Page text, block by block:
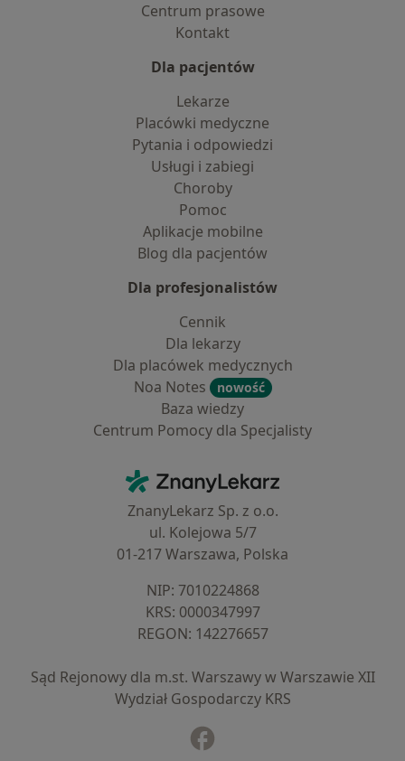
Centrum prasowe
Kontakt
Dla pacjentów
Lekarze
Placówki medyczne
Pytania i odpowiedzi
Usługi i zabiegi
Choroby
Pomoc
Aplikacje mobilne
Blog dla pacjentów
Dla profesjonalistów
Cennik
Dla lekarzy
Dla placówek medycznych
Noa Notes
nowość
Baza wiedzy
Centrum Pomocy dla Specjalisty
ZnanyLekarz - Strona główna
ZnanyLekarz Sp. z o.o.
ul. Kolejowa 5/7
01-217 Warszawa, Polska
NIP: ⁠7010224868
KRS: ⁠0000347997
REGON: ⁠142276657
Sąd Rejonowy dla m.st. Warszawy w Warszawie XII
Wydział Gospodarczy KRS